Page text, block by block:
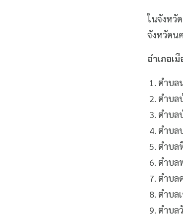
ในจังหวั
จังหวัดน
อำเภอเ
ตำบล
ตำบล
ตำบล
ตำบล
ตำบล
ตำบ
ตำบล
ตำบล
ตำบล